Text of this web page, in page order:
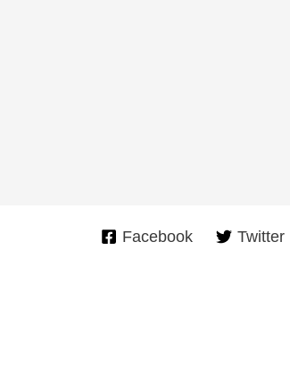
Facebook Twitter